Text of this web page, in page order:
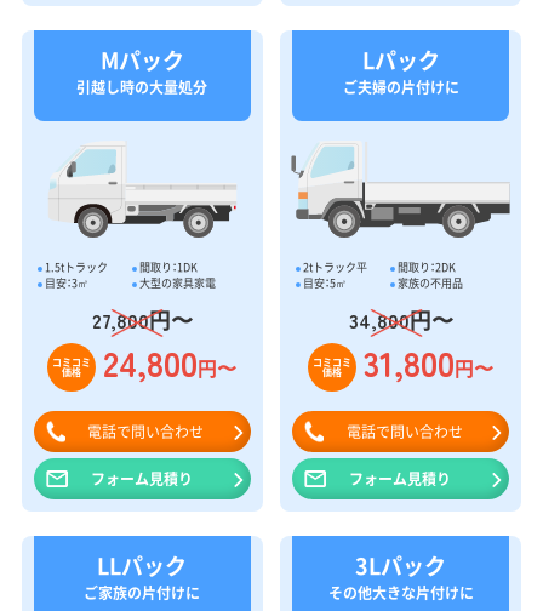
Mパック
引越し時の大量処分
1.5tトラック
間取り：1DK
目安：3㎥
大型の家具家電
27,800円〜
コミコミ
価格 24,800円〜
電話で問い合わせ
フォーム見積り
Lパック
ご夫婦の片付けに
2tトラック平
間取り：2DK
目安：5㎥
家族の不用品
34,800円〜
コミコミ
価格 31,800円〜
電話で問い合わせ
フォーム見積り
LLパック
ご家族の片付けに
3Lパック
その他大きな片付けに